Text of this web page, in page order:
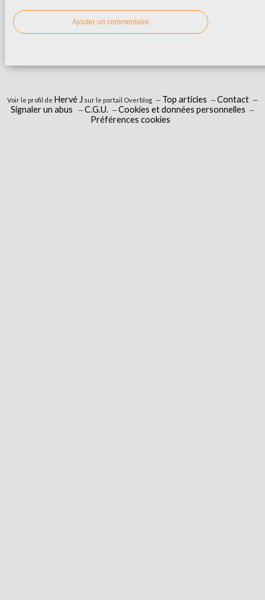
Ajouter un commentaire
Voir le profil de Hervé J sur le portail Overblog Top articles
Contact
Signaler un abus
C.G.U.
Cookies et données personnelles
Préférences cookies